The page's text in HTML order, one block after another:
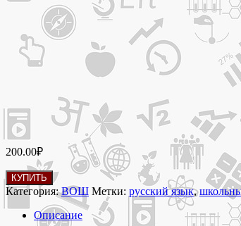
200.00₽
Количество
товара
КУПИТЬ
Категория:ВОШ Метки: русский язык,
Описание